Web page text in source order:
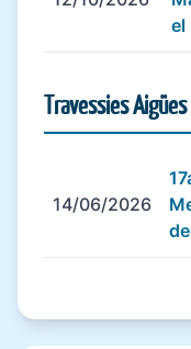
el
Travessies
14/06/2026